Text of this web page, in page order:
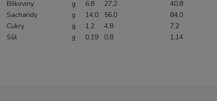
Bílkoviny
g 6,8 27,2
40,8
Sacharidy
g 14,0 56,0
84,0
Cukry
g 1,2 4,8
7,2
Sůl
g 0,19 0,8 1,14